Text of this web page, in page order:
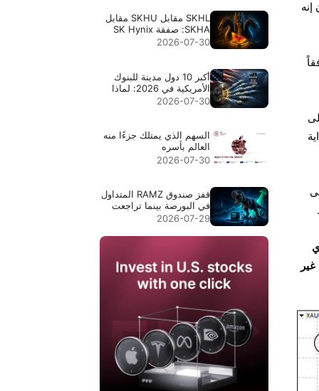
على
طن متري
SKHL مقابل SKHU مقابل
SKHA: صفقة SK Hynix
ذات الرؤوس الثلاثة
2026-07-30
أكبر 10 دول مدينة للبنوك
الأمريكية في 2026: لماذا
تتصدر جزر كايمان المركز
2026-07-30
السهم الذي يمتلك جزءًا منه
العالم بأسره
2026-07-30
قفز صندوق RAMZ المتداول
في البورصة بينما تراجعت
2026-07-29